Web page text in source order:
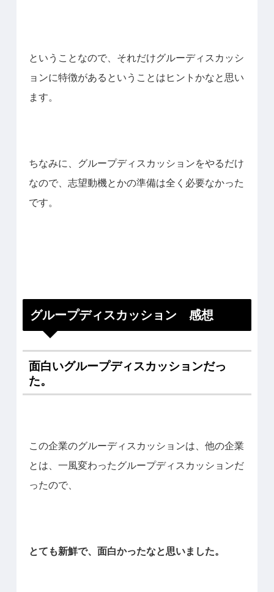
ということなので、それだけグルーディスカッシ
ョンに特徴があるということはヒントかなと思い
ます。
ちなみに、グループディスカッションをやるだけ
なので、志望動機とかの準備は全く必要なかった
です。
グループディスカッション 感想
面白いグループディスカッションだっ
た。
この企業のグルーディスカッションは、他の企業
とは、一風変わったグループディスカッションだ
ったので、
とても新鮮で、面白かったなと思いました。